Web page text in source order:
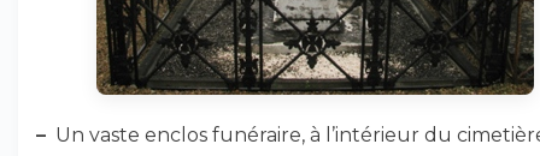
– Un vaste enclos funéraire, à l’intérieur du